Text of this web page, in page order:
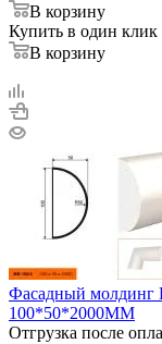
В корзину
Купить в один клик
В корзину
Фасадный
100*50*2000ММ
Отгрузка после